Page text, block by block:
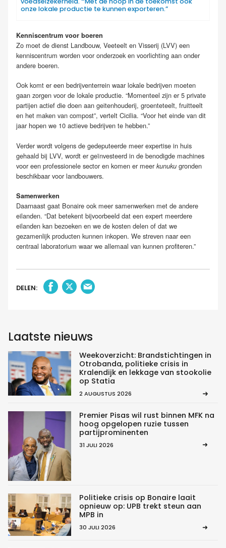
onze lokale productie te kunnen exporteren.”
Kenniscentrum voor boeren
Zo moet de dienst Landbouw, Veeteelt en Visserij (LVV) een
kenniscentrum worden voor onderzoek en voorlichting aan onder
andere boeren.
Ook komt er een bedrijventerrein waar lokale bedrijven moeten
gaan zorgen voor de lokale productie. “Momenteel zijn er 5 private
partijen actief die doen aan geitenhouderij, groenteteelt, fruitteelt
en het maken van compost”, vertelt Cicilia. “Voor het einde van dit
jaar hopen we 10 actieve bedrijven te hebben.”
Verder wordt volgens de gedeputeerde meer expertise in huis
gehaald bij LVV, wordt er geïnvesteerd in de benodigde machines
voor een professionele sector en komen er meer kunuku gronden
beschikbaar voor landbouwers.
Samenwerken
Daarnaast gaat Bonaire ook meer samenwerken met de andere
eilanden. “Dat betekent bijvoorbeeld dat een expert meerdere
eilanden kan bezoeken en we de kosten delen of dat we
gezamenlijk producten kunnen inkopen. We streven naar een
centraal laboratorium waar we allemaal van kunnen profiteren.”
DELEN:
Laatste nieuws
Weekoverzicht: Brandstichtingen in
Otrobanda, politieke crisis in
Kralendijk en lekkage van stookolie
op Statia
2 AUGUSTUS 2026
Premier Pisas wil rust binnen MFK na
hoog opgelopen ruzie tussen
partijprominenten
31 JULI 2026
Politieke crisis op Bonaire laait
opnieuw op: UPB trekt steun aan
MPB in
30 JULI 2026